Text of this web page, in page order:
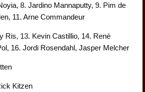
8. Jardino Mannaputty, 9. Pim de
11. Arne Commandeur
Ris, 13. Kevin Castillio, 14. René
16. Jordi Rosendahl, Jasper Melcher
Kitzen